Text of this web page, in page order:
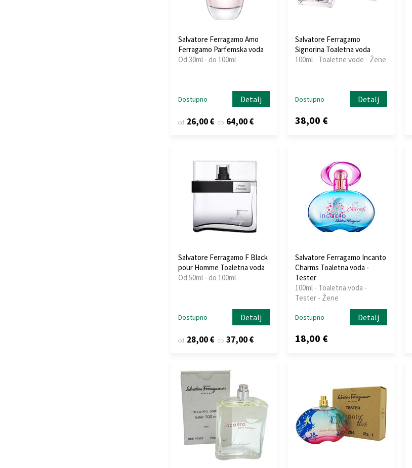
Salvatore Ferragamo Amo
Ferragamo Parfemska voda
Od 30ml - do 100ml
Dostupno Detalj
od 26,00 € do 64,00 €
Salvatore Ferragamo
Signorina Toaletna voda
100ml - Toaletne vode - Žene
Dostupno Detalj
38,00 €
Salvatore Ferragamo F Black
pour Homme Toaletna voda
Od 50ml - do 100ml
Dostupno Detalj
od 28,00 € do 37,00 €
Salvatore Ferragamo Incanto
Charms Toaletna voda -
Tester
100ml - Toaletna voda -
Tester - Žene
Dostupno Detalj
18,00 €